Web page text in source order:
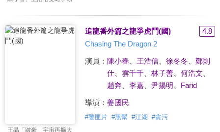
王晶「跛豪」宇宙再擴大
追龍番外篇之龍爭虎鬥(國)
4.8
Chasing The Dragon 2
演員： 陳小春 王浩信、 徐冬冬
鄭則
仕、 雲千千、 林子善、 何浩文
趙奔
李嘉、 尹揚明 Farid
導演： 姜國民
#警匪片 #黑幫 #江湖 #貪污